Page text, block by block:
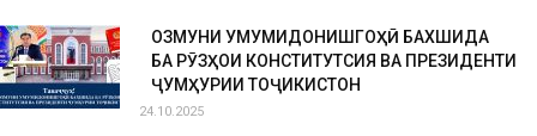
ОЗМУНИ УМУМИДОНИШГОҲӢ БАХШИДА
БА РӮЗҲОИ КОНСТИТУТСИЯ ВА ПРЕЗИДЕНТИ
ҶУМҲУРИИ ТОҶИКИСТОН
24.10.2025